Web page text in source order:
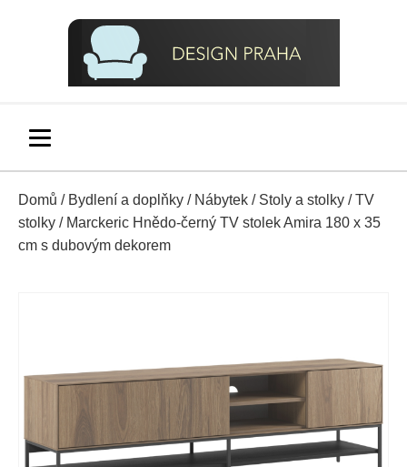
Domů / Bydlení a doplňky / Nábytek / Stoly a stolky /TV
stolky / Marckeric Hnědo-černý TV stolek Amira 180 x 35
cm s dubovým dekorem